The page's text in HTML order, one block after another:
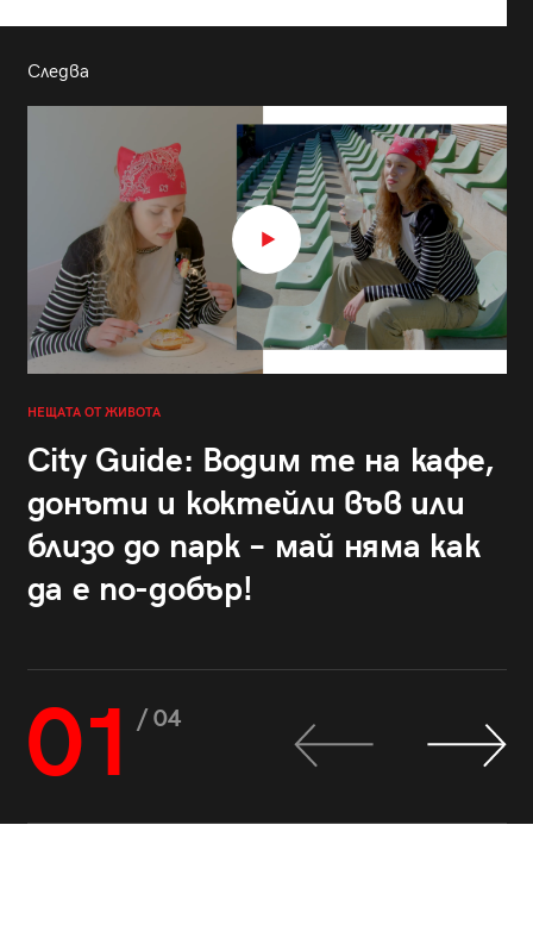
Следва
НЕЩАТА ОТ ЖИВОТА
City Guide: Водим те на кафе,
донъти и коктейли във или
близо до парк – май няма как
да е по-добър!
01 / 04